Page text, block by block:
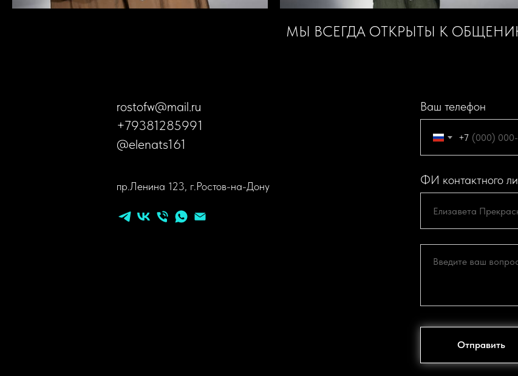
МЫ ВСЕГДА ОТКРЫТЫ К
rostofw@mail.ru
+79381285991
@elenats161
пр.Ленина 123, г.Ростов-на-Дону
Ваш телефон
+7
ФИ контактного
Отправить